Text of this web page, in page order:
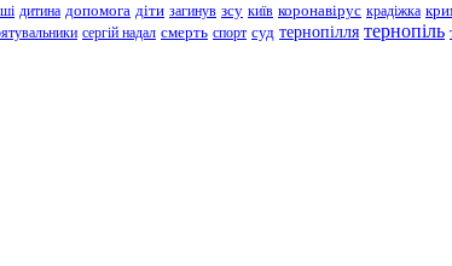
дитина допомога діти загинув зсу київ коронавірус крадіжка
сергій надал смерть спорт суд тернопілля тернопіль